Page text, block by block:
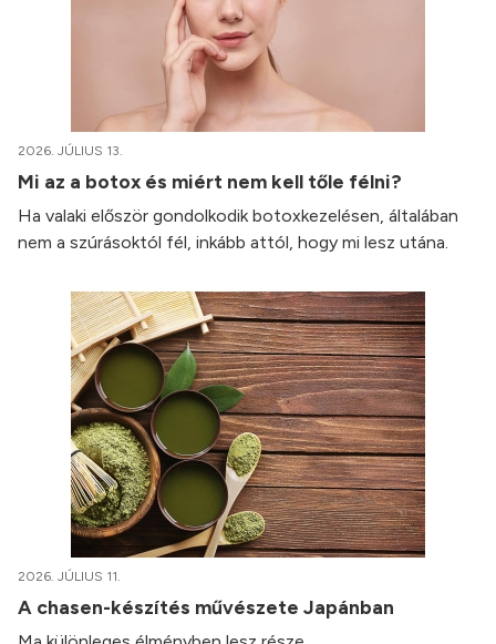
2026. JÚLIUS 13.
Mi az a botox és miért nem kell tőle félni?
Ha valaki először gondolkodik botoxkezelésen, általában
nem a szúrásoktól fél, inkább attól, hogy mi lesz utána.
2026. JÚLIUS 11.
A chasen-készítés művészete Japánban